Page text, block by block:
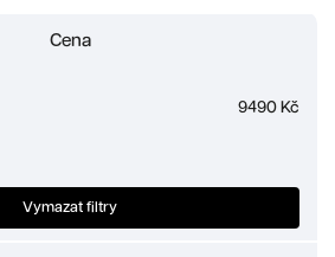
Cena
9490 Kč
Vymazat filtry